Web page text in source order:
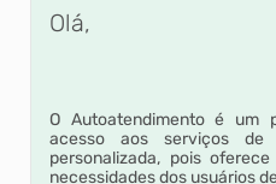
Prefeito Arilson Batista
Mauá, essencial para o
Olá,
O Autoatendimento é um
acesso aos serviços de
personalizada, pois
necessidades dos usuários